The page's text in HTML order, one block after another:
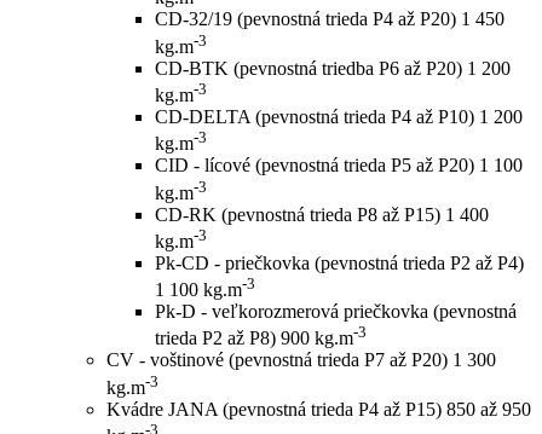
CD-32/19 (pevnostná trieda P4 až P20) 1 450
kg.m-3
CD-BTK (pevnostná triedba P6 až P20) 1 200
kg.m-3
CD-DELTA (pevnostná trieda P4 až P10) 1 200
kg.m-3
CID - lícové (pevnostná trieda P5 až P20) 1 100
kg.m-3
CD-RK (pevnostná trieda P8 až P15) 1 400
kg.m-3
Pk-CD - priečkovka (pevnostná trieda P2 až P4)
1 100 kg.m-3
Pk-D - veľkorozmerová priečkovka (pevnostná
trieda P2 až P8) 900 kg.m-3
CV - voštinové (pevnostná trieda P7 až P20) 1 300
kg.m-3
Kvádre JANA (pevnostná trieda P4 až P15) 850 až 950
-3